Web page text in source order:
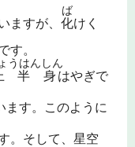
ますが、 化
ば
けく
す。
半身
うはんしん
はやぎで
ます。このように
。そして、星空